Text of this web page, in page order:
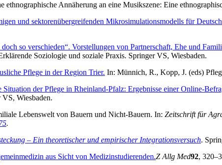
ethnographische Annäherung an eine Musikszene: Eine
und sektorenübergreifenden Mikrosimulationsmodells für
so verschieden“. Vorstellungen von Partnerschaft, Ehe und
Soziologie und soziale Praxis. Springer VS, Wiesbaden.
Pflege in der Region Trier. In: Münnich, R., Kopp, J. (eds)
Situation der Pflege in Rheinland-Pfalz: Ergebnisse einer Online-
Wiesbaden.
Lebenswelt von Bauern und Nicht-Bauern. In: Zeitschrift für
.
– Ein theoretischer und empirischer Integrationsversuch.
aus Sicht von Medizinstudierenden.Z Allg Med92,